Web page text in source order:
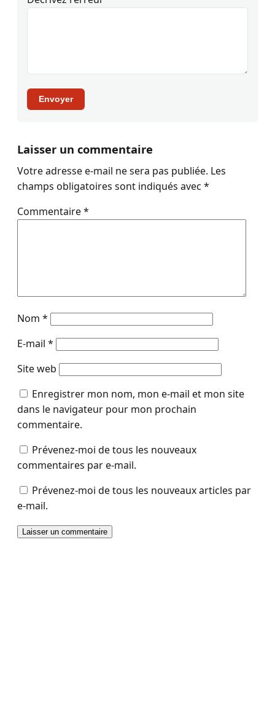
Envoyer
Laisser un commentaire
Votre adresse e-mail ne sera pas publiée. Les
champs obligatoires sont indiqués avec *
Commentaire*
Nom *
E-mail *
Site web
Enregistrer mon nom, mon e-mail et mon site
dans le navigateur pour mon prochain
commentaire.
Prévenez-moi de tous les nouveaux
commentaires par e-mail.
Prévenez-moi de tous les nouveaux articles par
e-mail.